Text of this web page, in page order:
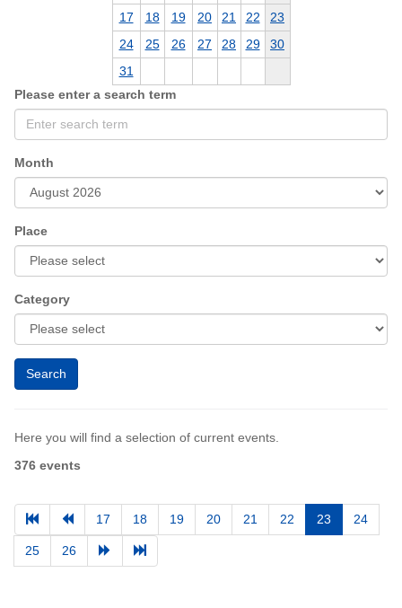
17
18 19 20 21 22
23
24
25 26 27 28 29
30
31
Please enter a search term
Month
Place
Category
Here you will find a selection of current events.
376 events
17 18 19 20 21 22 23 24
25 26